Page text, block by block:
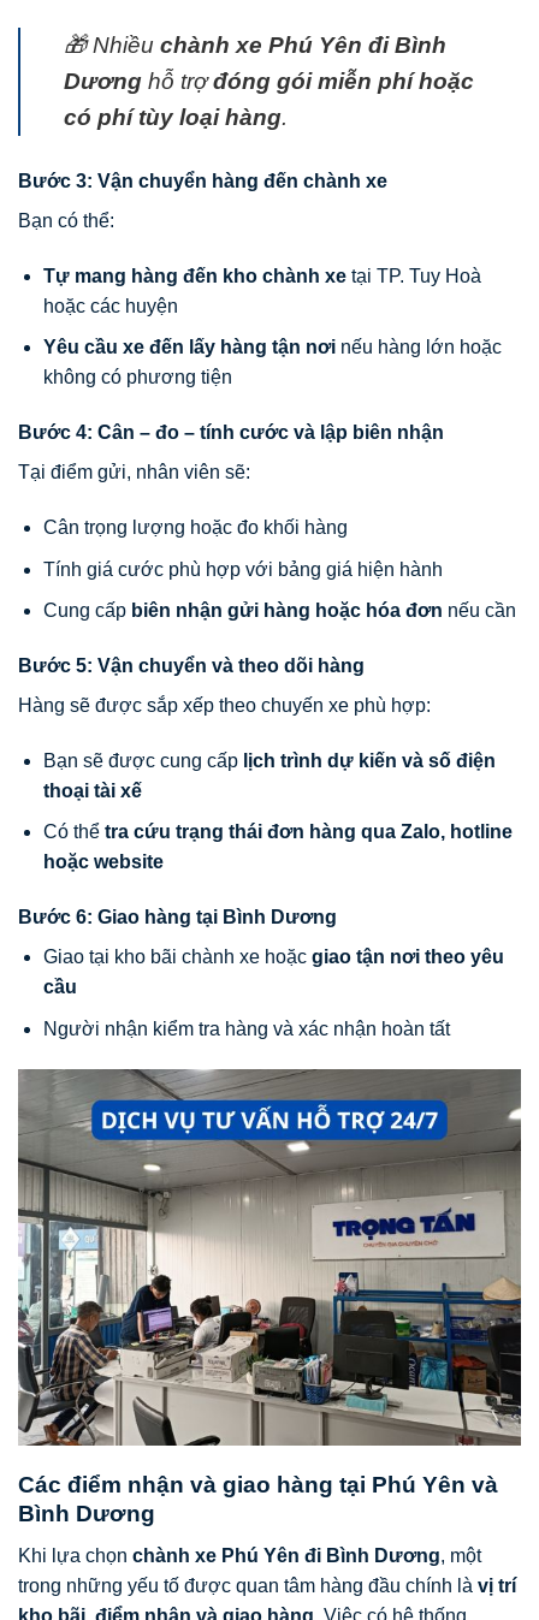
🎁 Nhiều chành xe Phú Yên đi Bình
Dương hỗ trợđóng gói miễn phí hoặc
có phí tùy loại hàng.
Bước 3: Vận chuyển hàng đến chành xe
Bạn có thể:
Tự mang hàng đến kho chành xetại TP. Tuy Hoà
hoặc các huyện
Yêu cầu xe đến lấy hàng tận nơinếu hàng lớn hoặc
không có phương tiện
Bước 4: Cân – đo – tính cước và lập biên nhận
Tại điểm gửi, nhân viên sẽ:
Cân trọng lượng hoặc đo khối hàng
Tính giá cước phù hợp với bảng giá hiện hành
Cung cấp biên nhận gửi hàng hoặc hóa đơn nếu cần
Bước 5: Vận chuyển và theo dõi hàng
Hàng sẽ được sắp xếp theo chuyến xe phù hợp:
Bạn sẽ được cung cấp lịch trình dự kiến và số điện
thoại tài xế
Có thể tra cứu trạng thái đơn hàng qua Zalo, hotline
hoặc website
Bước 6: Giao hàng tại Bình Dương
Giao tại kho bãi chành xe hoặc giao tận nơi theo yêu
cầu
Người nhận kiểm tra hàng và xác nhận hoàn tất
Các điểm nhận và giao hàng tại Phú Yên và
Bình Dương
Khi lựa chọn chành xe Phú Yên đi Bình Dương, một
trong những yếu tố được quan tâm hàng đầu chính là vị trí
kho bãi, điểm nhận và giao hàng . Việc có hệ thống